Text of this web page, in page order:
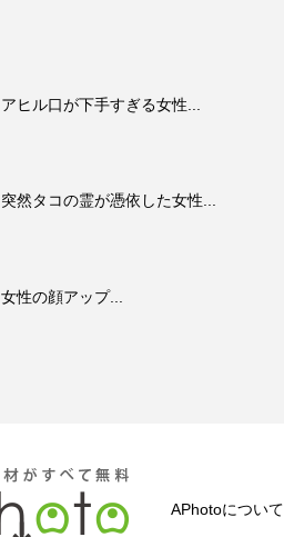
アヒル口が下手すぎる女性...
突然タコの霊が憑依した女性...
女性の顔アップ...
APhotoについて